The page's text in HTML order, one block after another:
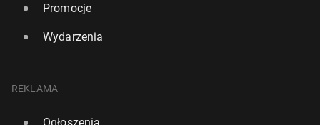
Promocje
Wydarzenia
REKLAMA